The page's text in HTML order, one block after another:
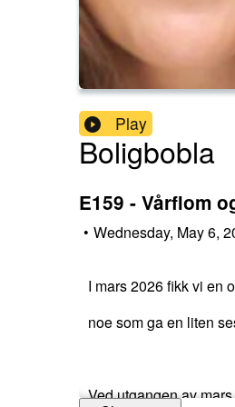
Play
Boligbobla
E159 - Vårflom
• Wednesday, May 6,
I mars 2026 fikk vi en
noe som ga en liten
Ved utgangen av